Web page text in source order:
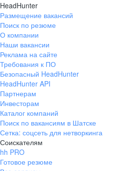
HeadHunter
Размещение вакансий
Поиск по резюме
О компании
Наши вакансии
Реклама на сайте
Требования к ПО
Безопасный HeadHunter
HeadHunter API
Партнерам
Инвесторам
Каталог компаний
Поиск по вакансиям в Шатске
Сетка: соцсеть для нетворкинга
Соискателям
hh PRO
Готовое резюме